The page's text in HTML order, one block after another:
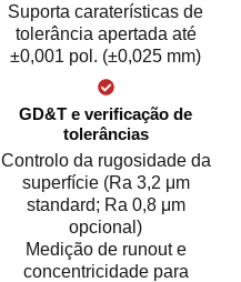
Suporta caraterísticas de
tolerância apertada até
±0,001 pol. (±0,025 mm)
GD&T e verificação de
tolerâncias
Controlo da rugosidade da
superfície (Ra 3,2 μm
standard; Ra 0,8 μm
opcional)
Medição de runout e
concentricidade para